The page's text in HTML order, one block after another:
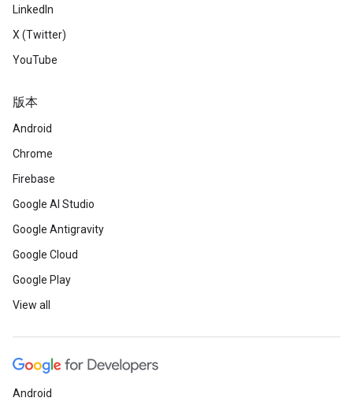
LinkedIn
X (Twitter)
YouTube
版本
Android
Chrome
Firebase
Google AI Studio
Google Antigravity
Google Cloud
Google Play
View all
Android